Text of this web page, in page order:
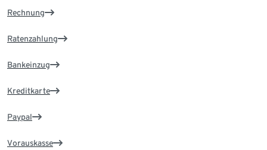
Rechnung
Ratenzahlung
Bankeinzug
Kreditkarte
Paypal
Vorauskasse